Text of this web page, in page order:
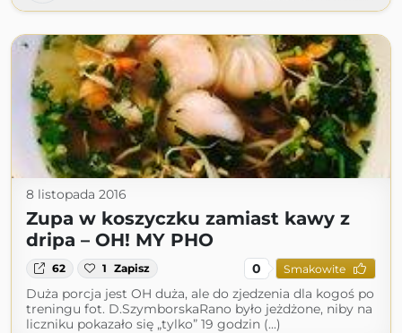
8 listopada 2016
Zupa w koszyczku zamiast kawy z
dripa – OH! MY PHO
62 1 Zapisz 0 Smakowite
Duża porcja jest OH duża, ale do zjedzenia dla kogoś po
treningu fot. D.SzymborskaRano było jeżdżone, niby na
liczniku pokazało się „tylko” 19 godzin (...)